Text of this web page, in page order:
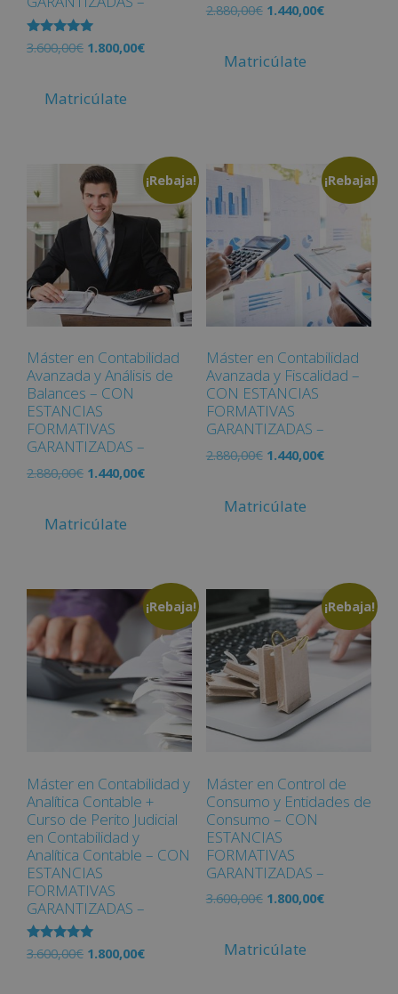
Valorado
con
3.600,00€ 1.800,00€
Matricúlate
2.880,00€ 1.440,00€
Matricúlate
¡Rebaja!
Máster en Contabilidad
Avanzada y Análisis de
Balances – CON
ESTANCIAS
FORMATIVAS
GARANTIZADAS –
2.880,00€ 1.440,00€
Matricúlate
¡Rebaja!
Máster en Contabilidad
Avanzada y Fiscalidad –
CON ESTANCIAS
FORMATIVAS
GARANTIZADAS –
2.880,00€ 1.440,00€
Matricúlate
¡Rebaja!
Máster en Contabilidad y
Analítica Contable +
Curso de Perito Judicial
en Contabilidad y
Analítica Contable – CON
ESTANCIAS
FORMATIVAS
GARANTIZADAS –
Valorado
con
3.600,00€ 1.800,00€
¡Rebaja!
Máster en Control de
Consumo y Entidades de
Consumo – CON
ESTANCIAS
FORMATIVAS
GARANTIZADAS –
3.600,00€ 1.800,00€
Matricúlate